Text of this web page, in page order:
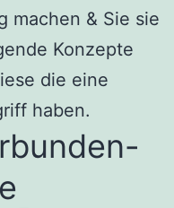
machen & Sie sie
Konzepte
die eine
haben.